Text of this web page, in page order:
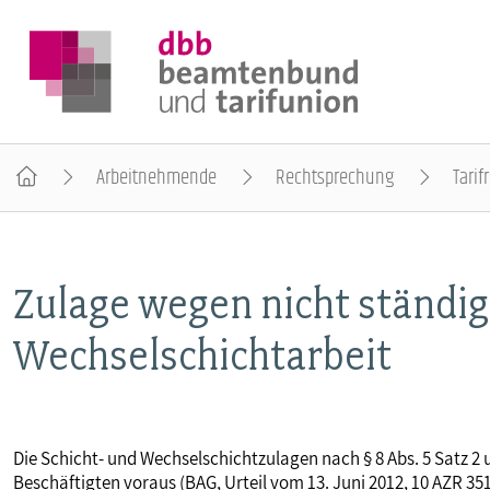
BEAMTINNEN & BEAMTE
POLITIK & POSITIONEN
Arbeitnehmende Rechtsprechung
Zulage wegen nicht
Wechselschichtarbeit
Die Schicht- und Wechselschichtzulagen nach § 8 Abs. 5 Satz
Beschäftigten voraus (BAG, Urteil vom 13. Juni 2012, 10 AZR